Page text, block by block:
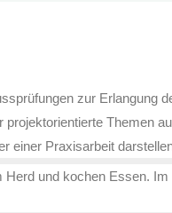
zur
einer Praxisarbeit